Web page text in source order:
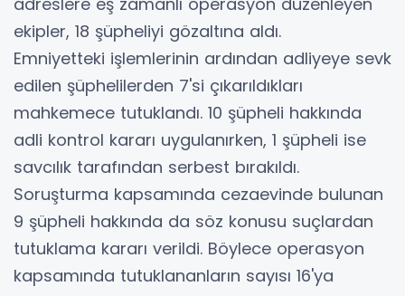
ekipler, 18 şüpheliyi gözaltına aldı.
Emniyetteki işlemlerinin ardından adliyeye sevk
edilen şüphelilerden 7'si çıkarıldıkları
mahkemece tutuklandı. 10 şüpheli hakkında
adli kontrol kararı uygulanırken, 1 şüpheli ise
savcılık tarafından serbest bırakıldı.
Soruşturma kapsamında cezaevinde bulunan
9 şüpheli hakkında da söz konusu suçlardan
tutuklama kararı verildi. Böylece operasyon
kapsamında tutuklananların sayısı 16'ya